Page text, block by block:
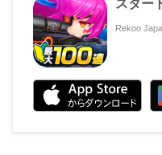
スター
Rekoo